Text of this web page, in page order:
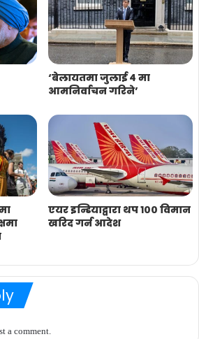
‘बेलायतमा जुलाई ४ मा
आमनिर्वाचन गरिने’
एयर इन्डियाद्वारा थप १०० विमान
खरिद गर्न आदेश
a comment.